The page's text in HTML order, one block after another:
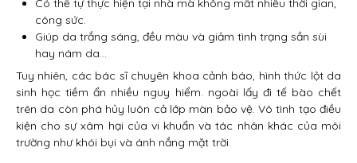
Có thể tự thực hiện tại nhà mà không mất nhiều thời gian,
công sức.
Giúp da trắng sáng, đều màu và giảm tình trạng sần sùi
hay nám da…
Tuy nhiên, các bác sĩ chuyên khoa cảnh báo, hình thức lột da
sinh học tiềm ẩn nhiều nguy hiểm. ngoài lấy đi tế bào chết
trên da còn phá hủy luôn cả lớp màn bảo vệ. Vô tình tạo điều
kiện cho sự xâm hại của vi khuẩn và tác nhân khác của môi
trường như khói bụi và ánh nắng mặt trời.